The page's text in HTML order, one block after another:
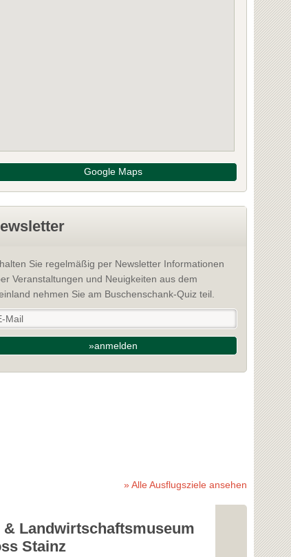
Google Maps
Sie regelmäßig per Newsletter Informationen
Veranstaltungen und Neuigkeiten aus dem
nehmen Sie am Buschenschank-Quiz teil.
»anmelden
» Alle Ausflugsziele ansehen
& Landwirtschaftsmuseum
Stainz
Schloss